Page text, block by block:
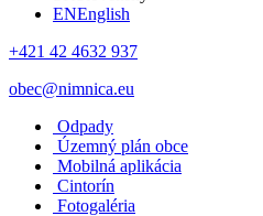
ENEnglish
+421 42 4632 937
obec@nimnica.eu
Odpady
Územný plán obce
Mobilná aplikácia
Cintorín
Fotogaléria